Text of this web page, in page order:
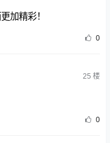
加精彩！
0
25 楼
0